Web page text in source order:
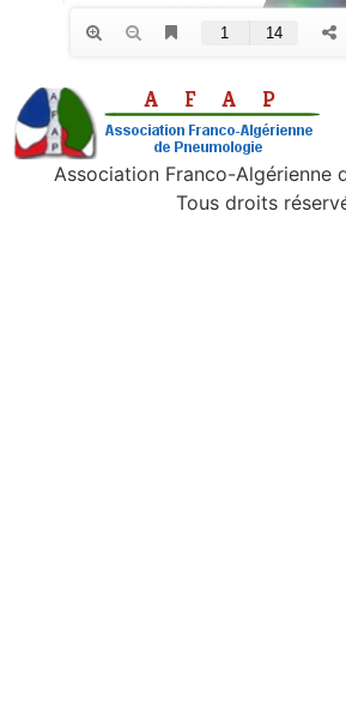
Association Franco-Algérienne
Tous droits